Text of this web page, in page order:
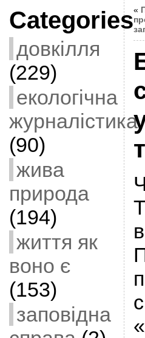
Categories
довкілля
(229)
екологічна
журналістика
(90)
жива
природа
(194)
життя як
воно є
(153)
заповідна
«